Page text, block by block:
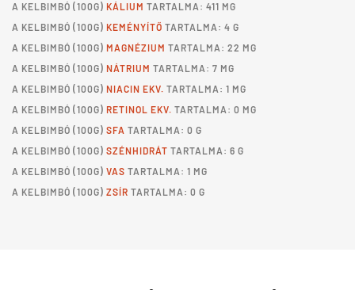
A KELBIMBÓ (100G) KÁLIUM TARTALMA: 411 MG
A KELBIMBÓ (100G) KEMÉNYÍTŐ TARTALMA: 4 G
A KELBIMBÓ (100G) MAGNÉZIUM TARTALMA: 22 MG
A KELBIMBÓ (100G) NÁTRIUM TARTALMA: 7 MG
A KELBIMBÓ (100G) NIACIN EKV. TARTALMA: 1 MG
A KELBIMBÓ (100G) RETINOL EKV. TARTALMA: 0 MG
A KELBIMBÓ (100G) SFA TARTALMA: 0 G
A KELBIMBÓ (100G) SZÉNHIDRÁT TARTALMA: 6 G
A KELBIMBÓ (100G) VAS TARTALMA: 1 MG
A KELBIMBÓ (100G) ZSÍR TARTALMA: 0 G